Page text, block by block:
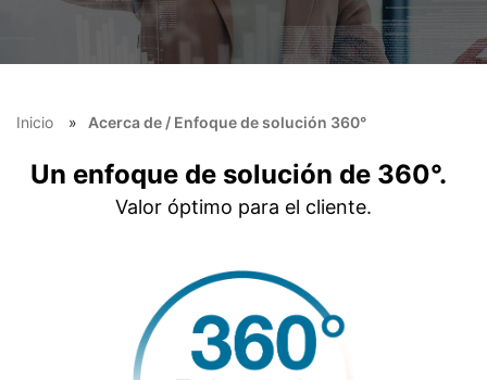
Inicio Acerca de / Enfoque de solución 360°
Un enfoque de solución de 360°.
Valor óptimo para el cliente.